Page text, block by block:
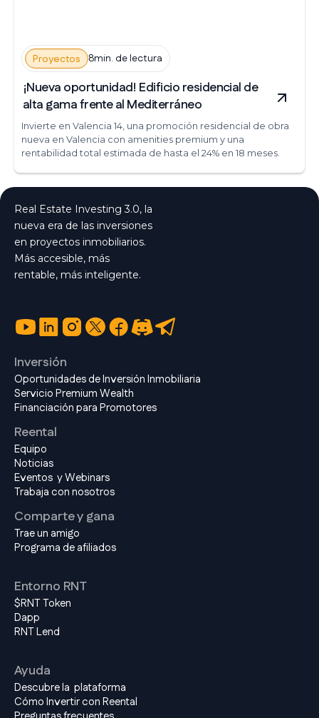
Proyectos 8min. de lectura
¡Nueva oportunidad! Edificio residencial de
alta gama frente al Mediterráneo
Invierte en Valencia 14, una promoción residencial de obra
nueva en Valencia con amenities premium y una
rentabilidad total estimada de hasta el 24% en 18 meses.
Real Estate Investing 3.0, la
nueva era de las inversiones
en proyectos inmobiliarios.
Más accesible, más
rentable, más inteligente.
Inversión
Oportunidades de Inversión Inmobiliaria
Servicio Premium Wealth
Financiación para Promotores
Reental
Equipo
Noticias
Eventos y Webinars
Trabaja con nosotros
Comparte y gana
Trae un amigo
Programa de afiliados
Entorno RNT
$RNT Token
Dapp
RNT Lend
Ayuda
Descubre la plataforma
Cómo Invertir con Reental